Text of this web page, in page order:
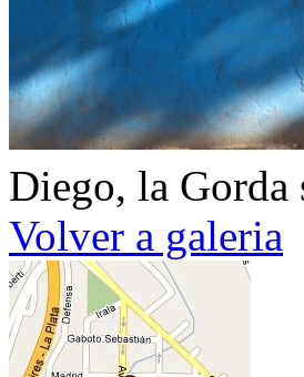
Diego, la Gorda
Volver a galeria